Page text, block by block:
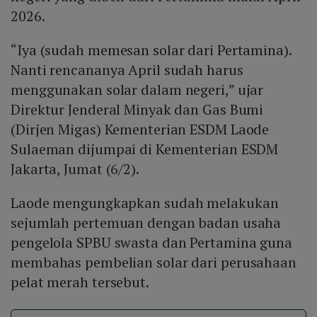
2026.
“Iya (sudah memesan solar dari Pertamina).
Nanti rencananya April sudah harus
menggunakan solar dalam negeri,” ujar
Direktur Jenderal Minyak dan Gas Bumi
(Dirjen Migas) Kementerian ESDM Laode
Sulaeman dijumpai di Kementerian ESDM
Jakarta, Jumat (6/2).
Laode mengungkapkan sudah melakukan
sejumlah pertemuan dengan badan usaha
pengelola SPBU swasta dan Pertamina guna
membahas pembelian solar dari perusahaan
pelat merah tersebut.